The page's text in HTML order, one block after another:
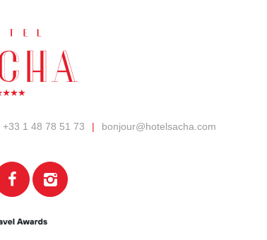
+33 1 48 78 51 73 | bonjour@hotelsacha.com